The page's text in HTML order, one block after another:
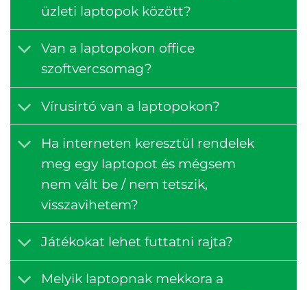
üzleti laptopok között?
Van a laptopokon office
szoftvercsomag?
Vírusirtó van a laptopokon?
Ha interneten keresztül rendelek
meg egy laptopot és mégsem
nem vált be / nem tetszik,
visszavihetem?
Játékokat lehet futtatni rajta?
Melyik laptopnak mekkora a